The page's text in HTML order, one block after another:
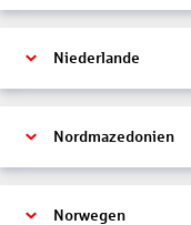
Niederlande
Nordmazedonien
Norwegen